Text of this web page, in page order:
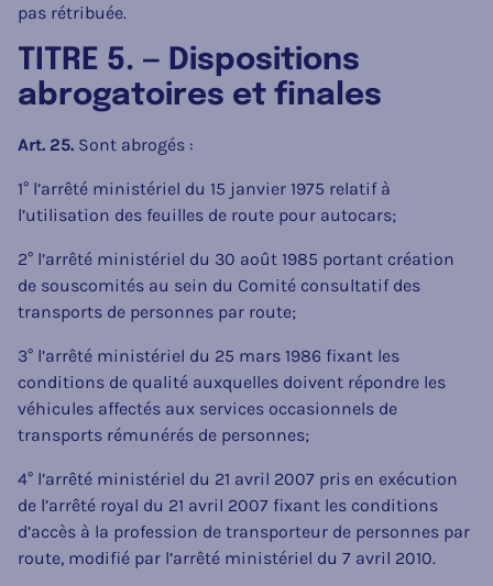
pas rétribuée.
TITRE 5. — Dispositions
abrogatoires et finales
Art. 25. Sont abrogés :
1° l’arrêté ministériel du 15 janvier 1975 relatif à
l’utilisation des feuilles de route pour autocars;
2° l’arrêté ministériel du 30 août 1985 portant création
de souscomités au sein du Comité consultatif des
transports de personnes par route;
3° l’arrêté ministériel du 25 mars 1986 fixant les
conditions de qualité auxquelles doivent répondre les
véhicules affectés aux services occasionnels de
transports rémunérés de personnes;
4° l’arrêté ministériel du 21 avril 2007 pris en exécution
de l’arrêté royal du 21 avril 2007 fixant les conditions
d’accès à la profession de transporteur de personnes par
route, modifié par l’arrêté ministériel du 7 avril 2010.